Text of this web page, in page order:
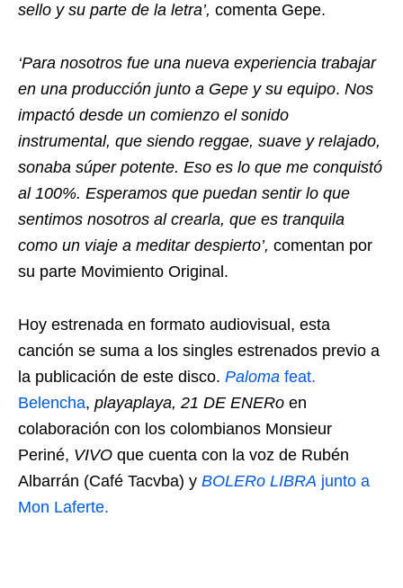
sello y su parte de la letra’, comenta Gepe.
‘Para nosotros fue una nueva experiencia trabajar
en una producción junto a Gepe y su equipo. Nos
impactó desde un comienzo el sonido
instrumental, que siendo reggae, suave y relajado,
sonaba súper potente. Eso es lo que me conquistó
al 100%. Esperamos que puedan sentir lo que
sentimos nosotros al crearla, que es tranquila
como un viaje a meditar despierto’, comentan por
su parte Movimiento Original.
Hoy estrenada en formato audiovisual, esta
canción se suma a los singles estrenados previo a
la publicación de este disco. Paloma feat.
Belencha, playaplaya, 21 DE ENERo en
colaboración con los colombianos Monsieur
Periné, VIVO que cuenta con la voz de Rubén
Albarrán (Café Tacvba) y BOLERo LIBRA junto a
Mon Laferte.